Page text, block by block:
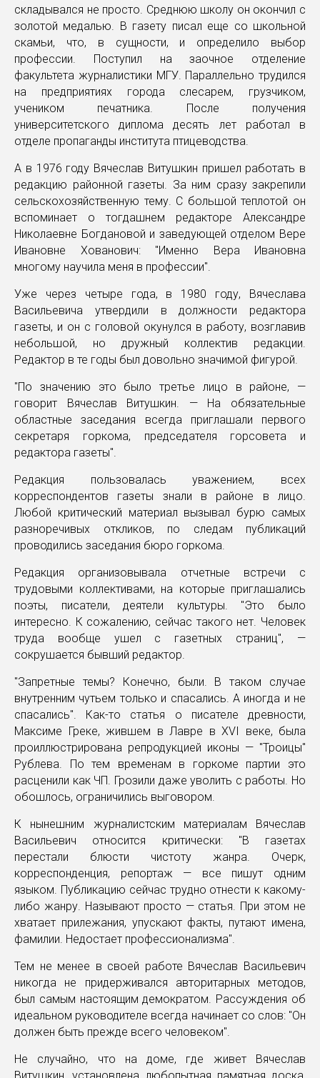
складывался не просто. Среднюю школу он окончил с
золотой медалью. В газету писал еще со школьной
скамьи, что, в сущности, и определило выбор
профессии. Поступил на заочное отделение
факультета журналистики МГУ. Параллельно трудился
на предприятиях города слесарем, грузчиком,
учеником печатника. После получения
университетского диплома десять лет работал в
отделе пропаганды института птицеводства.
А в 1976 году Вячеслав Витушкин пришел работать в
редакцию районной газеты. За ним сразу закрепили
сельскохозяйственную тему. С большой теплотой он
вспоминает о тогдашнем редакторе Александре
Николаевне Богдановой и заведующей отделом Вере
Ивановне Хованович: "Именно Вера Ивановна
многому научила меня в профессии".
Уже через четыре года, в 1980 году, Вячеслава
Васильевича утвердили в должности редактора
газеты, и он с головой окунулся в работу, возглавив
небольшой, но дружный коллектив редакции.
Редактор в те годы был довольно значимой фигурой.
"По значению это было третье лицо в районе, —
говорит Вячеслав Витушкин. — На обязательные
областные заседания всегда приглашали первого
секретаря горкома, председателя горсовета и
редактора газеты".
Редакция пользовалась уважением, всех
корреспондентов газеты знали в районе в лицо.
Любой критический материал вызывал бурю самых
разноречивых откликов, по следам публикаций
проводились заседания бюро горкома.
Редакция организовывала отчетные встречи с
трудовыми коллективами, на которые приглашались
поэты, писатели, деятели культуры. "Это было
интересно. К сожалению, сейчас такого нет. Человек
труда вообще ушел с газетных страниц", —
сокрушается бывший редактор.
"Запретные темы? Конечно, были. В таком случае
внутренним чутьем только и спасались. А иногда и не
спасались". Как-то статья о писателе древности,
Максиме Греке, жившем в Лавре в ХVI веке, была
проиллюстрирована репродукцией иконы — "Троицы"
Рублева. По тем временам в горкоме партии это
расценили как ЧП. Грозили даже уволить с работы. Но
обошлось, ограничились выговором.
К нынешним журналистским материалам Вячеслав
Васильевич относится критически: "В газетах
перестали блюсти чистоту жанра. Очерк,
корреспонденция, репортаж — все пишут одним
языком. Публикацию сейчас трудно отнести к какому-
либо жанру. Называют просто — статья. При этом не
хватает прилежания, упускают факты, путают имена,
фамилии. Недостает профессионализма".
Тем не менее в своей работе Вячеслав Васильевич
никогда не придерживался авторитарных методов,
был самым настоящим демократом. Рассуждения об
идеальном руководителе всегда начинает со слов: "Он
должен быть прежде всего человеком".
Не случайно, что на доме, где живет Вячеслав